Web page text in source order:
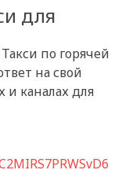
для
по горячей
на свой
и каналах для